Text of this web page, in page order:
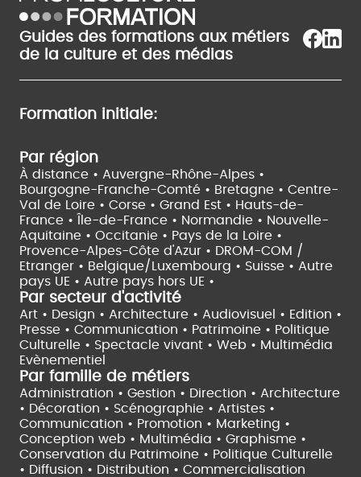
Guides des formations aux métiers
de la culture et des médias
Formation initiale:
Par région
À distance • Auvergne-Rhône-Alpes •
Bourgogne-Franche-Comté • Bretagne • Centre-
Val de Loire • Corse • Grand Est • Hauts-de-
France •
Île-de-France • Normandie • Nouvelle-
Aquitaine • Occitanie • Pays de la Loire •
Provence-Alpes-Côte d'Azur • DROM-COM /
Etranger • Belgique/Luxembourg • Suisse • Autre
pays UE • Autre pays hors UE •
Par secteur d'activité
Art • Design • Architecture • Audiovisuel • Edition •
Presse • Communication • Patrimoine • Politique
Culturelle • Spectacle vivant • Web • Multimédia
Evènementiel
Par famille de métiers
Administration • Gestion • Direction • Architecture
• Décoration • Scénographie • Artistes •
Communication • Promotion • Marketing •
Conception web • Multimédia • Graphisme •
Conservation du Patrimoine • Politique Culturelle
• Diffusion • Distribution • Commercialisation